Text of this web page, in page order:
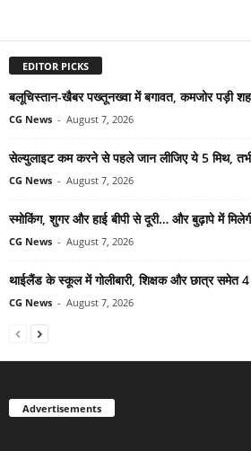
EDITOR PICKS
बलूचिस्तान-खैबर पख्तूनख्वा में बगावत, कमजोर पड़ी
CG News - August 7, 2026
सेल्युलाइट कम करने से पहले जान लीजिए ये 5 मिथ,
CG News - August 7, 2026
स्मोकिंग, शुगर और हाई बीपी से दूरी… और बुढ़ापे में
CG News - August 7, 2026
थाईलैंड के स्कूल में गोलीबारी, शिक्षक और छात्र समेत 4
CG News - August 7, 2026
Advertisements